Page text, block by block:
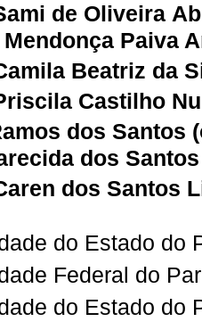
de Oliveira
Paiva
Beatriz da
Castilho
dos Santos (
dos
dos Santos
do Estado do
Federal do
do Estado do